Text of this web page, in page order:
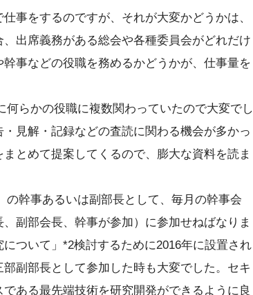
事をするのですが、それが大変かどうかは、
出席義務がある総会や各種委員会がどれだけ
事などの役職を務めるかどうかが、仕事量を
らかの役職に複数関わっていたので大変でし
見解・記録などの査読に関わる機会が多かっ
とめて提案してくるので、膨大な資料を読ま
の幹事あるいは副部長として、毎月の幹事会
副部会長、幹事が参加）に参加せねばなりま
ついて」*2検討するために2016年に設置され
副部長として参加した時も大変でした。セキ
ある最先端技術を研究開発ができるように良